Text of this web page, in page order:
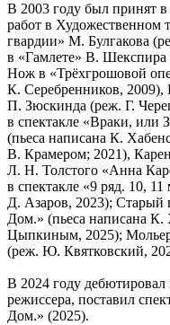
В 2003 году был принят
работ в Художественном
гвардии» М. Булгакова
в «Гамлете» В.
Нож в «Трёхгрошовой
К. Серебренников, 2009),
П. Зюскинда (реж. Г.
в спектакле «Враки, или
(пьеса написана К.
В. Крамером; 2021),
Л. Н. Толстого «Анна
в спектакле «9 ряд. 10,
Д. Азаров, 2023); Старый
Дом.» (пьеса написана К.
Цыпкиным, 2025); Мольер
(реж. Ю. Квятковский,
В 2024 году дебютировал
режиссера, поставил
Дом.» (2025).